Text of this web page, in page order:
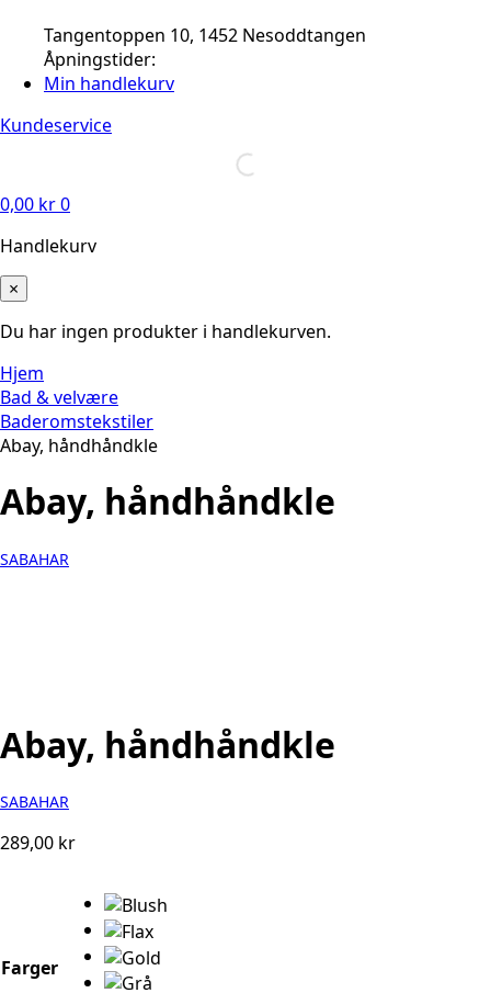
Tangentoppen 10, 1452 Nesoddtangen
Åpningstider:
Min handlekurv
Kundeservice
0,00 kr0
Handlekurv
×
Du har ingen produkter i handlekurven.
Hjem
Bad & velvære
Baderomstekstiler
Abay, håndhåndkle
Abay, håndhåndkle
SABAHAR
Abay, håndhåndkle
SABAHAR
289,00 kr
Farger